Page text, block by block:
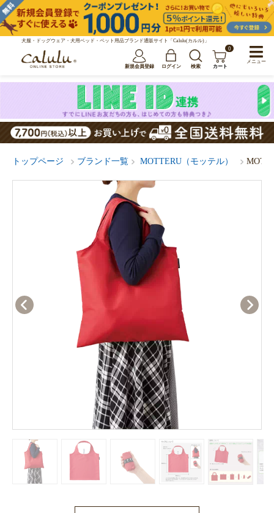
犬服・ドッグウェア・犬用ベッド・ペット用品ブランド通販サイト「Calulu(カルル)」
新規会員登録 ログイン 検索
0
カート
トップページ ブランド一覧 MOTTERU（モッテル）
メニュー